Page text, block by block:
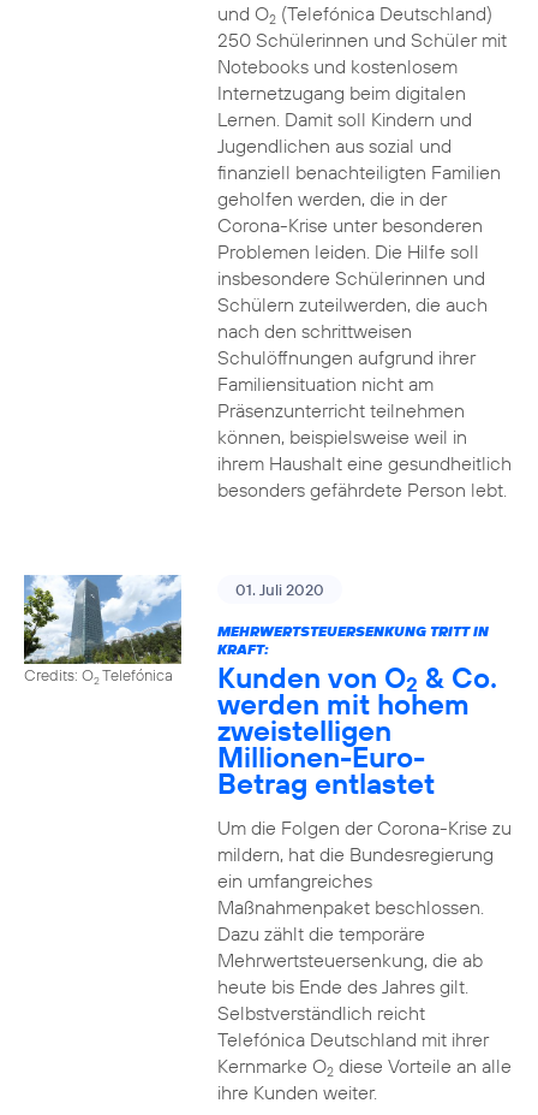
und O2(Telefónica Deutschland)
250 Schülerinnen und Schüler mit
Notebooks und kostenlosem
Internetzugang beim digitalen
Lernen. Damit soll Kindern und
Jugendlichen aus sozial und
finanziell benachteiligten Familien
geholfen werden, die in der
Corona-Krise unter besonderen
Problemen leiden. Die Hilfe soll
insbesondere Schülerinnen und
Schülern zuteilwerden, die auch
nach den schrittweisen
Schulöffnungen aufgrund ihrer
Familiensituation nicht am
Präsenzunterricht teilnehmen
können, beispielsweise weil in
ihrem Haushalt eine gesundheitlich
besonders gefährdete Person lebt.
Credits: O2Telefónica
01. Juli 2020
MEHRWERTSTEUERSENKUNG TRITT IN
KRAFT:
Kunden von O2 & Co.
werden mit hohem
zweistelligen
Millionen-Euro-
Betrag entlastet
Um die Folgen der Corona-Krise zu
mildern, hat die Bundesregierung
ein umfangreiches
Maßnahmenpaket beschlossen.
Dazu zählt die temporäre
Mehrwertsteuersenkung, die ab
heute bis Ende des Jahres gilt.
Selbstverständlich reicht
Telefónica Deutschland mit ihrer
Kernmarke O2diese Vorteile an alle
ihre Kunden weiter.